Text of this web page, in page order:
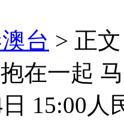
台 > 正文
在一起
15:00 人